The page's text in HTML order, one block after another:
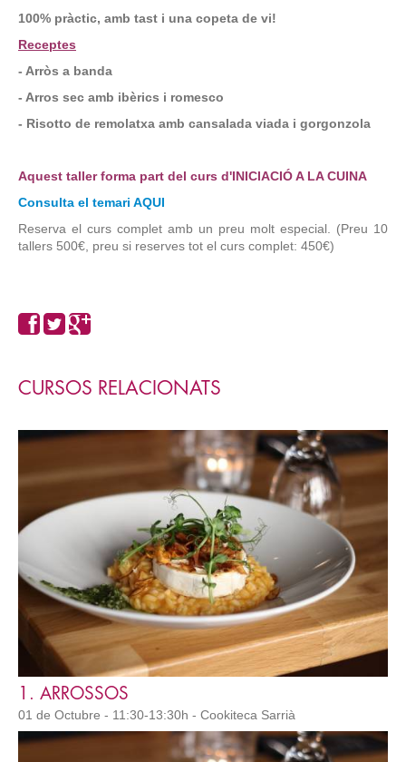
100% pràctic, amb tast i una copeta de vi!
Receptes
- Arròs a banda
- Arros sec amb ibèrics i romesco
- Risotto de remolatxa amb cansalada viada i gorgonzola
Aquest taller forma part del curs d'INICIACIÓ A LA CUINA
Consulta el temari AQUI
Reserva el curs complet amb un preu molt especial. (Preu 10
tallers 500€, preu si reserves tot el curs complet: 450€)
CURSOS RELACIONATS
1. ARROSSOS
01 de Octubre - 11:30-13:30h - Cookiteca Sarrià